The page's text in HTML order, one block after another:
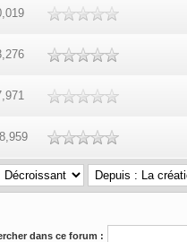
dans ce forum :